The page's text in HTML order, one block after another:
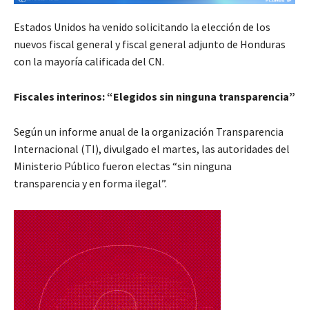
Estados Unidos ha venido solicitando la elección de los
nuevos fiscal general y fiscal general adjunto de Honduras
con la mayoría calificada del CN.
Fiscales interinos: “Elegidos sin ninguna transparencia”
Según un informe anual de la organización Transparencia
Internacional (TI), divulgado el martes, las autoridades del
Ministerio Público fueron electas “sin ninguna
transparencia y en forma ilegal”.